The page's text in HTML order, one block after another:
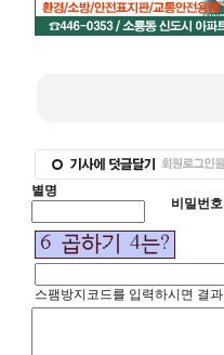
별명
비밀번호
스팸방지코드를 입력하시면 결